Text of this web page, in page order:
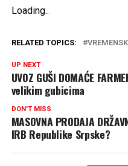
Loading.
RELATED TOPICS:
UP NEXT
UVOZ GUŠI DOMAĆE
velikim gubicima
DON'T MISS
MASOVNA PRODAJA
IRB Republike Srpske?